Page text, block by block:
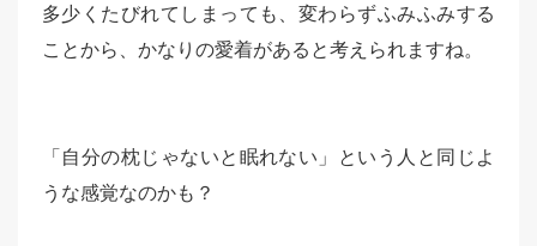
多少くたびれてしまっても、変わらずふみふみする
ことから、かなりの愛着があると考えられますね。
「自分の枕じゃないと眠れない」という人と同じよ
うな感覚なのかも？